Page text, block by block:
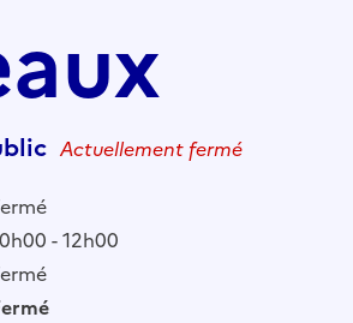
Actuellement fermé
- 12h00